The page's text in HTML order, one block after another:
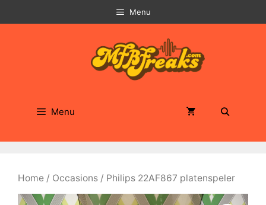
naar
Menu
Menu
Home / Occasions / Philips 22AF867 platenspeler